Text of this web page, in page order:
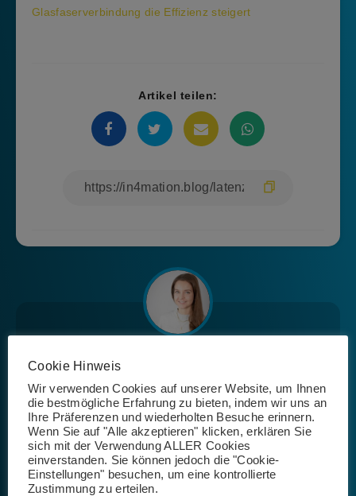
Glasfaserverbindung die Effizienz steigert
Artikel teilen:
Josephin Riemer
Schlagwörter
Cookie Hinweis
Wir verwenden Cookies auf unserer Website, um Ihnen
die bestmögliche Erfahrung zu bieten, indem wir uns an
Ihre Präferenzen und wiederholten Besuche erinnern.
Wenn Sie auf "Alle akzeptieren" klicken, erklären Sie
sich mit der Verwendung ALLER Cookies
einverstanden. Sie können jedoch die "Cookie-
Einstellungen" besuchen, um eine kontrollierte
Zustimmung zu erteilen.